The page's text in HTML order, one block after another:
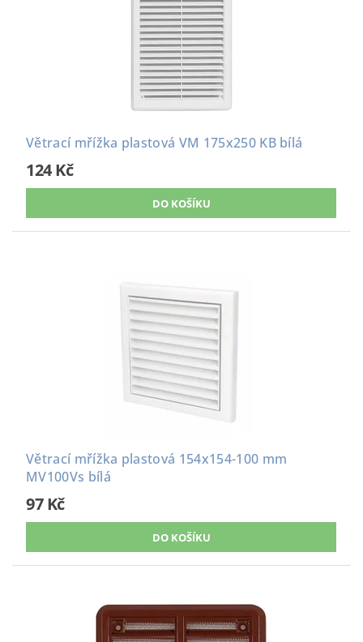
Větrací mřížka plastová VM 175x250 KB bílá
124 Kč
Větrací mřížka plastová 154x154-100 mm
MV100Vs bílá
97 Kč